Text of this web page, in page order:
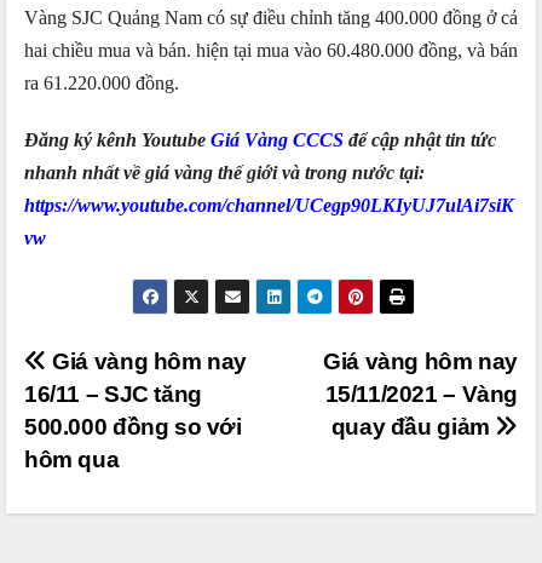
Vàng SJC Quảng Nam có sự điều chỉnh tăng 400.000 đồng ở cả
hai chiều mua và bán. hiện tại mua vào 60.480.000 đồng, và bán
ra 61.220.000 đồng.
Đăng ký kênh Youtube Giá Vàng CCCS để cập nhật tin tức
nhanh nhất về giá vàng thế giới và trong nước tại:
https://www.youtube.com/channel/UCegp90LKIyUJ7ulAi7siK
vw
Điều
hướng
bài
viết
Giá vàng hôm nay
15/11/2021 – Vàng
quay đầu giảm
Giá vàng hôm nay
16/11 – SJC tăng
500.000 đồng so với
hôm qua